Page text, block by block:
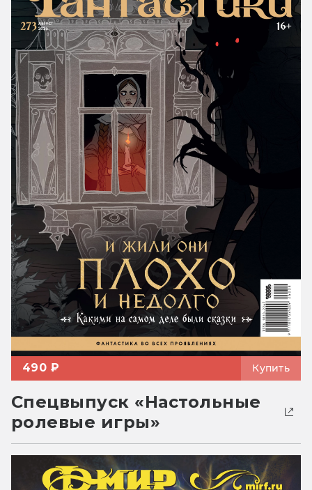
490 ₽ Купить
Спецвыпуск «Настольные
ролевые игры»